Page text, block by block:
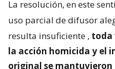
La resolución, en este
uso parcial de difusor
resulta insuficiente , toda
la acción homicida y el
original se mantuvieron